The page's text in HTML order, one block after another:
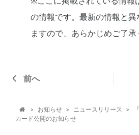
の情報です。最新の情報と異
ますので、あらかじめご了承
前へ
 > お知らせ > ニュースリリース >
カード公開のお知らせ